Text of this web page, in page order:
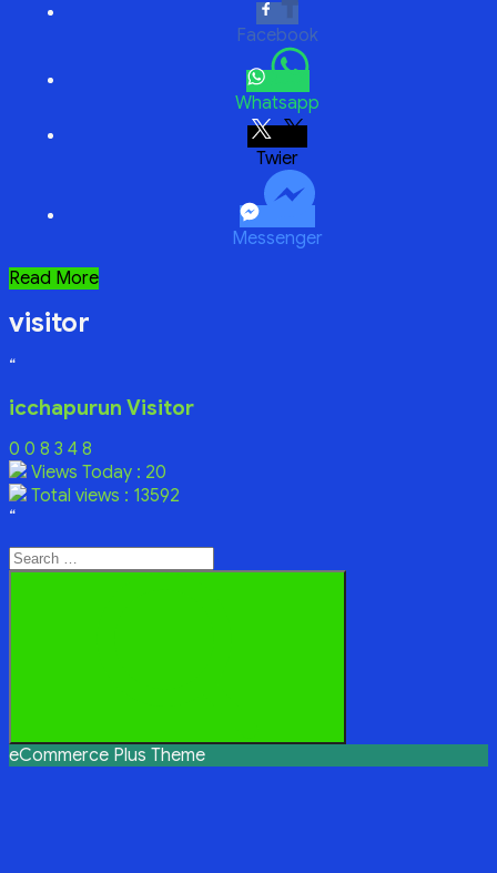
Facebook
Whatsapp
Twitter
Messenger
ফুলের
Read More
visitor
“
icchapurun Visitor
0 0 8 3 4 8
Views Today : 20
Total views : 13592
“
Search
for:
eCommerce Plus Theme